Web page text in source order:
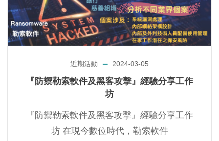
近期活動 2024-03-05
『防禦勒索軟件及黑客攻擊』經驗分享工作
坊
『防禦勒索軟件及黑客攻擊』經驗分享工作
坊 在現今數位時代，勒索軟件